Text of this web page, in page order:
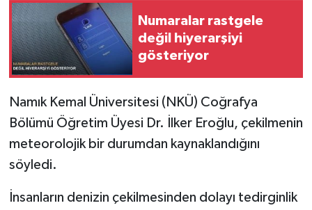
Numaralar rastgele
değil hiyerarşiyi
gösteriyor
Namık Kemal Üniversitesi (NKÜ) Coğrafya
Bölümü Öğretim Üyesi Dr. İlker Eroğlu, çekilmenin
meteorolojik bir durumdan kaynaklandığını
söyledi.
İnsanların denizin çekilmesinden dolayı tedirginlik